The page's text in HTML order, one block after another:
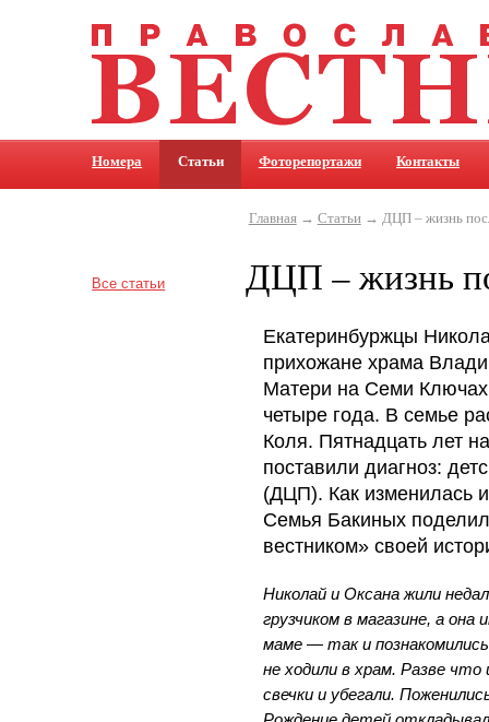
Номера Статьи Фоторепортажи Контакты
Все статьи
Главная→ Статьи→ ДЦП – жизнь
ДЦП – жизнь
Екатеринбуржцы
прихожане храма
Матери на Семи
четыре года. В семье
Коля. Пятнадцать лет
поставили диагноз:
(ДЦП). Как изменилась
Семья Бакиных
вестником» своей
Николай и Оксана жили
грузчиком в магазине, а она
маме — так и
не ходили в храм. Разве что
свечки и убегали.